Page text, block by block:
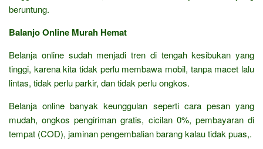
beruntung.
Balanjo Online Murah Hemat
Belanja online sudah menjadi tren di tengah kesibukan yang
tinggi, karena kita tidak perlu membawa mobil, tanpa macet lalu
lintas, tidak perlu parkir, dan tidak perlu ongkos.
Belanja online banyak keunggulan seperti cara pesan yang
mudah, ongkos pengiriman gratis, cicilan 0%, pembayaran di
tempat (COD), jaminan pengembalian barang kalau tidak puas,.